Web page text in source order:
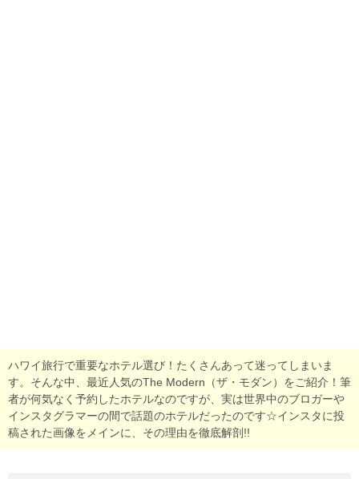
ハワイ旅行で重要なホテル選び！たくさんあって迷ってしまいま
す。そんな中、最近人気のThe Modern（ザ・モダン）をご紹介！筆
者が何気なく予約したホテルなのですが、実は世界中のブロガーや
インスタグラマーの間で話題のホテルだったのです☆インスタに投
稿された画像をメインに、その理由を徹底解剖!!